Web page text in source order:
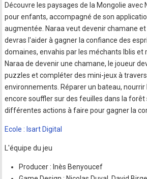
Découvre les paysages de la Mongolie avec
pour enfants, accompagné de son
augmentée. Naraa veut devenir chamane et
devras l'aider à gagner la confiance des
domaines, envahis par les méchants Iblis et
Naraa de devenir une chamane, le joueur
puzzles et compléter des mini-jeux à
environnements. Réparer un bateau, nourrir
encore souffler sur des feuilles dans la forêt
différentes actions à faire pour gagner la
Ecole : Isart Digital
L'équipe du jeu
Producer : Inès Benyoucef